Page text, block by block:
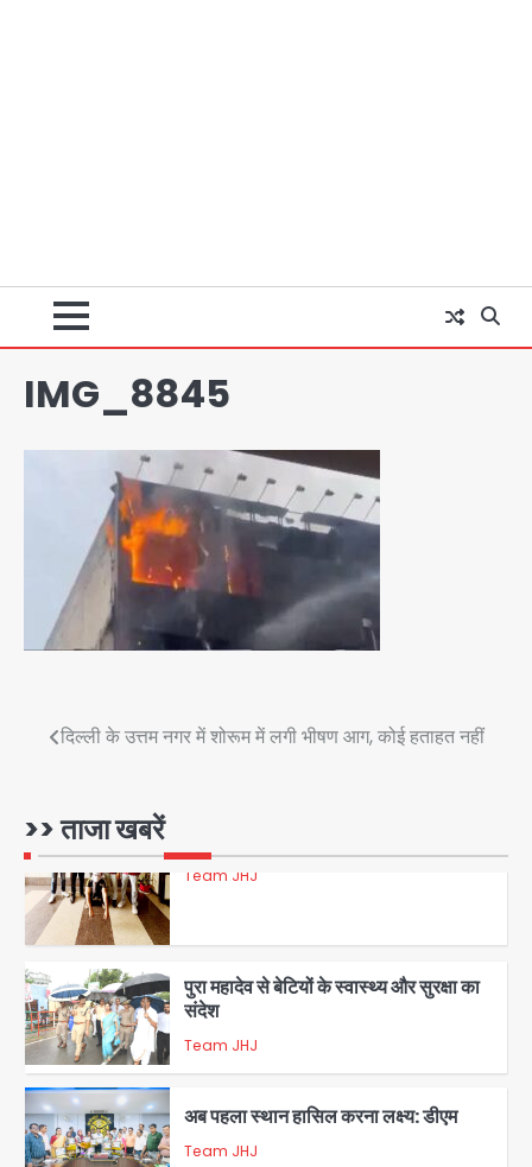
IMG_8845
Post
दिल्ली के उत्तम नगर में शोरूम में लगी भीषण आग, कोई हताहत नहीं
>> ताजा खबरें
2
28 साल बाद कानून के शिकंजे में आया हत्या का
Team JHJ
डबल मर्डर का मुख्य साजिशकर्ता क्राइम ब्रांच
के हत्थे
5
Team JHJ
1
पुरा महादेव से बेटियों के स्वास्थ्य और सुरक्षा का
संदेश
Team JHJ
अब पहला स्थान हासिल करना लक्ष्य: डीएम
Team JHJ